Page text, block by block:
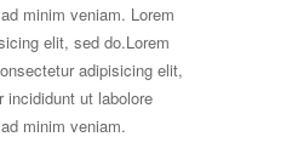
minim veniam. Lorem
elit, sed do.Lorem
adipisicing elit,
incididunt ut labolore
minim veniam.